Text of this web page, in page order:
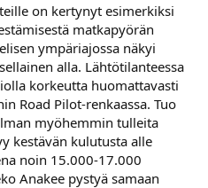
on kertynyt esimerkiksi
matkapyörän
ympäriajossa näkyi
alla. Lähtötilanteessa
korkeutta huomattavasti
Road Pilot-renkaassa. Tuo
myöhemmin tulleita
kestävän kulutusta alle
noin 15.000-17.000
Anakee pystyä samaan